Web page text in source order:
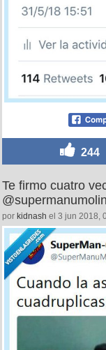
244
Te firmo cuatro
por kidnash el 3 jun 2018,